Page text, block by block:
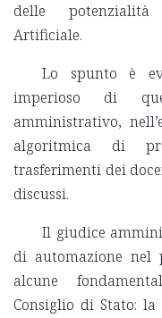
delle potenzialità
Artificiale.
Lo spunto è
imperioso di
amministrativo,
algoritmica di
trasferimenti dei
discussi.
Il giudice
di automazione nel
alcune
Consiglio di Stato: